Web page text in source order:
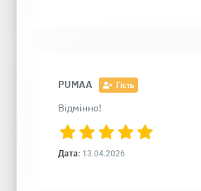
PUMAA Гість
Відмінно!
Дата: 13.04.2026